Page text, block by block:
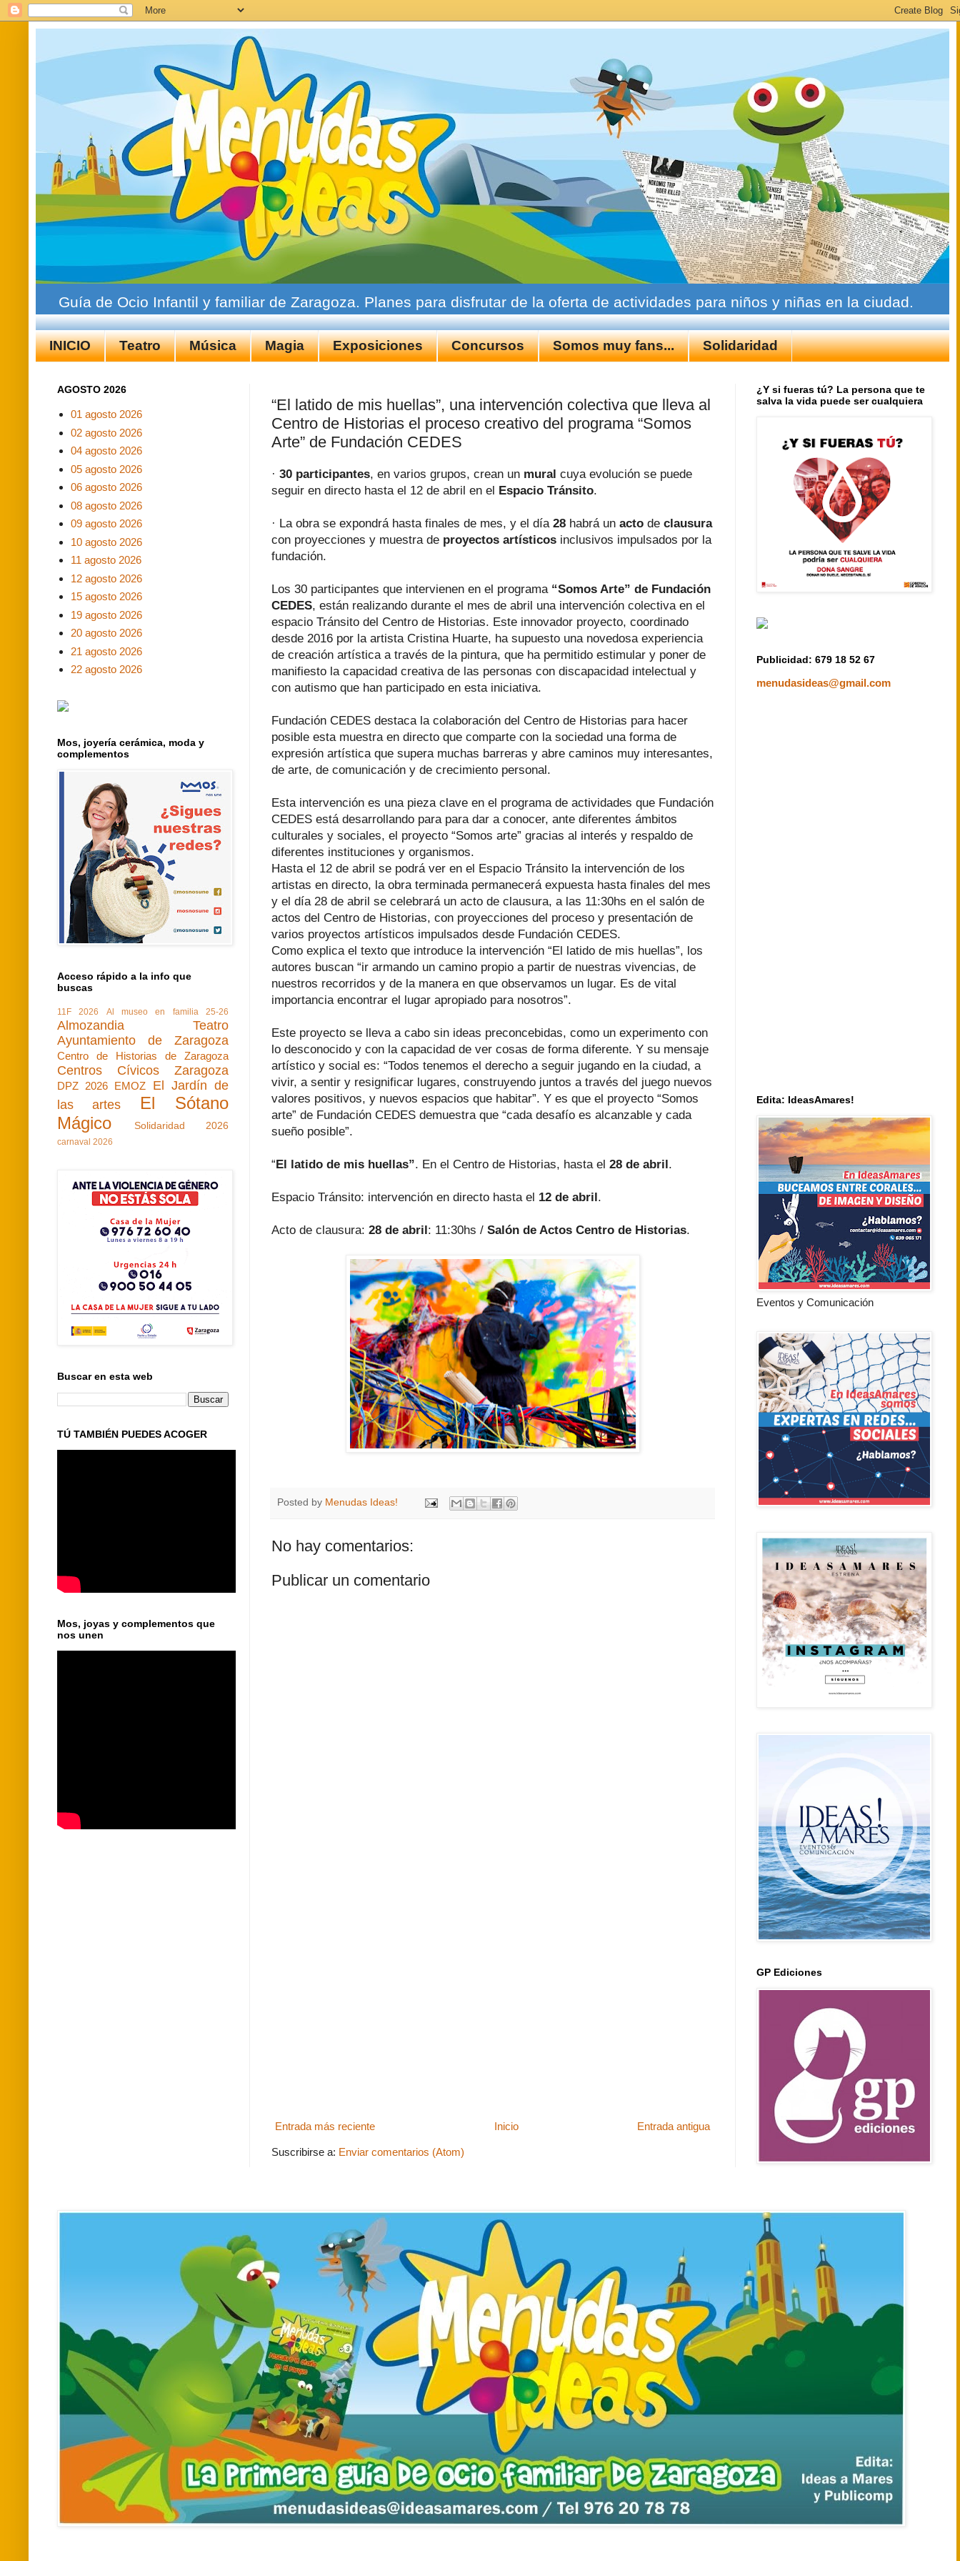
Guía de Ocio Infantil y familiar de Zaragoza. Planes para disfrutar de la oferta de actividades para niños y niñas en la ciudad.
INICIO Teatro Música Magia Exposiciones Concursos Somos muy fans... Solidaridad
“El latido de mis huellas”, una intervención colectiva que lleva al
Centro de Historias el proceso creativo del programa “Somos
Arte” de Fundación CEDES
· 30 participantes, en varios grupos, crean un mural cuya evolución se puede
seguir en directo hasta el 12 de abril en el Espacio Tránsito.
· La obra se expondrá hasta finales de mes, y el día 28 habrá un acto de clausura
con proyecciones y muestra de proyectos artísticos inclusivos impulsados por la
fundación.
Los 30 participantes que intervienen en el programa “Somos Arte” de Fundación
CEDES, están realizando durante el mes de abril una intervención colectiva en el
espacio Tránsito del Centro de Historias. Este innovador proyecto, coordinado
desde 2016 por la artista Cristina Huarte, ha supuesto una novedosa experiencia
de creación artística a través de la pintura, que ha permitido estimular y poner de
manifiesto la capacidad creativa de las personas con discapacidad intelectual y
con autismo que han participado en esta iniciativa.
Fundación CEDES destaca la colaboración del Centro de Historias para hacer
posible esta muestra en directo que comparte con la sociedad una forma de
expresión artística que supera muchas barreras y abre caminos muy interesantes,
de arte, de comunicación y de crecimiento personal.
Esta intervención es una pieza clave en el programa de actividades que Fundación
CEDES está desarrollando para para dar a conocer, ante diferentes ámbitos
culturales y sociales, el proyecto “Somos arte” gracias al interés y respaldo de
diferentes instituciones y organismos.
Hasta el 12 de abril se podrá ver en el Espacio Tránsito la intervención de los
artistas en directo, la obra terminada permanecerá expuesta hasta finales del mes
y el día 28 de abril se celebrará un acto de clausura, a las 11:30hs en el salón de
actos del Centro de Historias, con proyecciones del proceso y presentación de
varios proyectos artísticos impulsados desde Fundación CEDES.
Como explica el texto que introduce la intervención “El latido de mis huellas”, los
autores buscan “ir armando un camino propio a partir de nuestras vivencias, de
nuestros recorridos y de la manera en que observamos un lugar. Es de vital
importancia encontrar el lugar apropiado para nosotros”.
Este proyecto se lleva a cabo sin ideas preconcebidas, como un experimento con
lo desconocido y con la capacidad de ver cosas de forma diferente. Y su mensaje
artístico y social es: “Todos tenemos el derecho a seguir jugando en la ciudad, a
vivir, a sentir y resignificar lugares, construyendo juntos a través del juego nuevos
valores positivos, y nuevos espacios que habitar”. Y es que el proyecto “Somos
arte” de Fundación CEDES demuestra que “cada desafío es alcanzable y cada
sueño posible”.
“El latido de mis huellas”. En el Centro de Historias, hasta el 28 de abril.
Espacio Tránsito: intervención en directo hasta el 12 de abril.
Acto de clausura: 28 de abril: 11:30hs / Salón de Actos Centro de Historias.
Posted by Menudas Ideas!
No hay comentarios:
Publicar un comentario
Entrada más reciente Entrada antigua
Inicio
Suscribirse a: Enviar comentarios (Atom)
AGOSTO 2026
01 agosto 2026
02 agosto 2026
04 agosto 2026
05 agosto 2026
06 agosto 2026
08 agosto 2026
09 agosto 2026
10 agosto 2026
11 agosto 2026
12 agosto 2026
15 agosto 2026
19 agosto 2026
20 agosto 2026
21 agosto 2026
22 agosto 2026
Mos, joyería cerámica, moda y
complementos
Acceso rápido a la info que
buscas
11F 2026 Al museo en familia 25-26
Almozandia Teatro
Ayuntamiento de Zaragoza
Centro de Historias de Zaragoza
Centros Cívicos Zaragoza
DPZ 2026 EMOZ
El Jardín de
las artes
El Sótano
Mágico
Solidaridad 2026
carnaval 2026
Buscar en esta web
TÚ TAMBIÉN PUEDES ACOGER
Mos, joyas y complementos que
nos unen
¿Y si fueras tú? La persona que te
salva la vida puede ser cualquiera
Publicidad: 679 18 52 67
menudasideas@gmail.com
Edita: IdeasAmares!
Eventos y Comunicación
GP Ediciones